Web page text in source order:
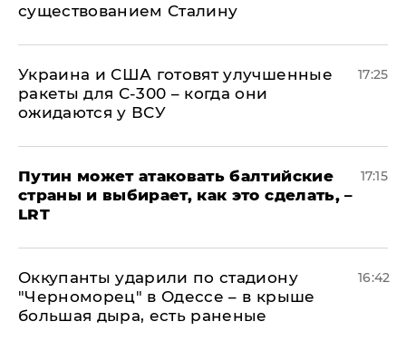
существованием Сталину
Украина и США готовят улучшенные
ракеты для С-300 – когда они
ожидаются у ВСУ
17:25
Путин может атаковать балтийские
страны и выбирает, как это сделать, –
LRT
17:15
Оккупанты ударили по стадиону
"Черноморец" в Одессе – в крыше
большая дыра, есть раненые
16:42